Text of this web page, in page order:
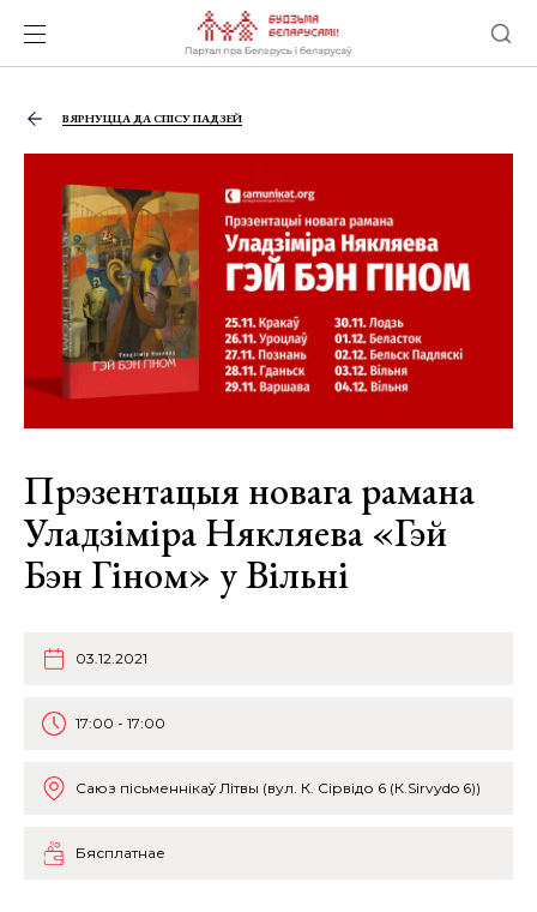
ВЯРНУЦЦА ДА СПІСУ ПАДЗЕЙ
Прэзентацыя новага рамана
Уладзіміра Някляева «Гэй
Бэн Гіном» у Вільні
03.12.2021
17:00 - 17:00
Саюз пісьменнікаў Літвы (вул. К. Сірвідо 6 (К.Sirvydo 6))
Бясплатнае